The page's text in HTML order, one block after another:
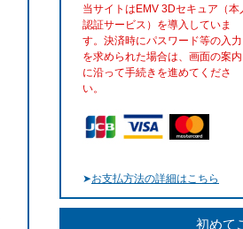
当サイトはEMV 3Dセキュア（本
認証サービス）を導入していま
す。決済時にパスワード等の入力
を求められた場合は、画面の案内
に沿って手続きを進めてくださ
い。
➤お支払方法の詳細はこちら
初めて